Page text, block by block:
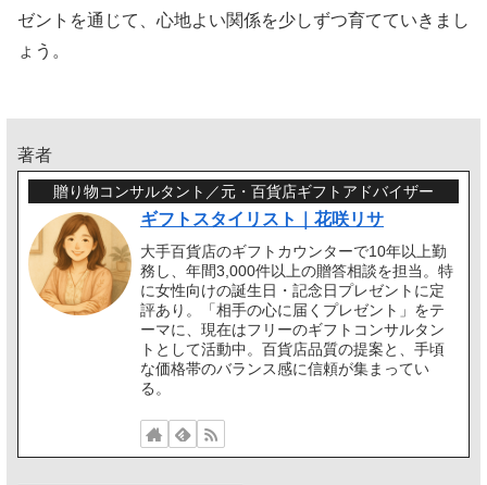
ゼントを通じて、心地よい関係を少しずつ育てていきまし
ょう。
著者
贈り物コンサルタント／元・百貨店ギフトアドバイザー
ギフトスタイリスト｜花咲リサ
大手百貨店のギフトカウンターで10年以上勤
務し、年間3,000件以上の贈答相談を担当。特
に女性向けの誕生日・記念日プレゼントに定
評あり。「相手の心に届くプレゼント」をテ
ーマに、現在はフリーのギフトコンサルタン
トとして活動中。百貨店品質の提案と、手頃
な価格帯のバランス感に信頼が集まってい
る。